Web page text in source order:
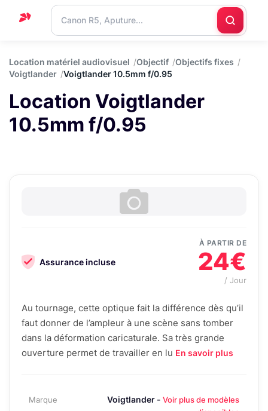
Support
Blog
Nous
contacter
Location matériel audiovisuel Objectif
Objectifs fixes
Voigtlander
Voigtlander 10.5mm f/0.95
Location Voigtlander
10.5mm f/0.95
Assurance incluse
À PARTIR DE
24€
/ Jour
Au tournage, cette optique fait la différence dès qu’il
faut donner de l’ampleur à une scène sans tomber
dans la déformation caricaturale. Sa très grande
ouverture permet de travailler en lu En savoir plus
Marque Voigtlander - Voir plus de modèles